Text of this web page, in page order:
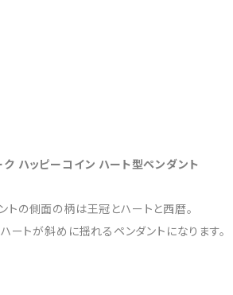
ク ハッピーコイン ハート型ペンダント
トの側面の柄は王冠とハートと西暦。
ートが斜めに揺れるペンダントになります。